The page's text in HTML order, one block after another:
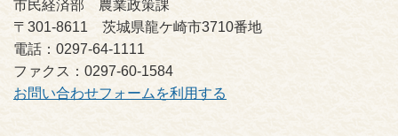
市民経済部 農業政策課
〒301-8611 茨城県龍ケ崎市3710番地
電話：0297-64-1111
ファクス：0297-60-1584
お問い合わせフォームを利用する